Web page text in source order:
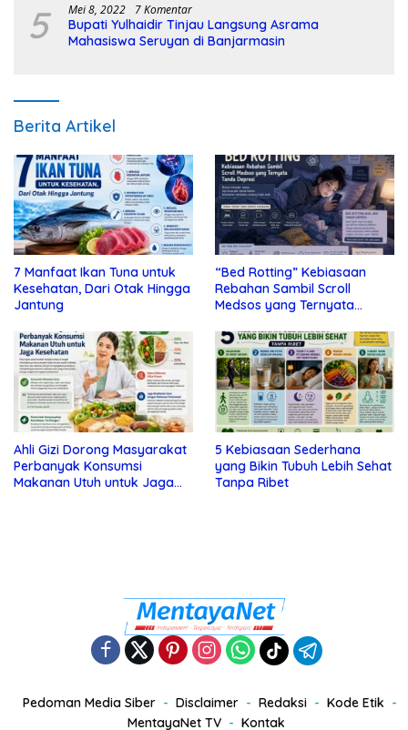
5 Mei 8, 2022 7 Komentar
Bupati Yulhaidir Tinjau Langsung Asrama
Mahasiswa Seruyan di Banjarmasin
Berita Artikel
7 Manfaat Ikan Tuna untuk
Kesehatan, Dari Otak Hingga
Jantung
“Bed Rotting” Kebiasaan
Rebahan Sambil Scroll
Medsos yang Ternyata
Ahli Gizi Dorong Masyarakat
Perbanyak Konsumsi
Makanan Utuh untuk Jaga
5 Kebiasaan Sederhana
yang Bikin Tubuh Lebih Sehat
Tanpa Ribet
Pedoman Media Siber Disclaimer Redaksi
Kode Etik
MentayaNet TV
Kontak